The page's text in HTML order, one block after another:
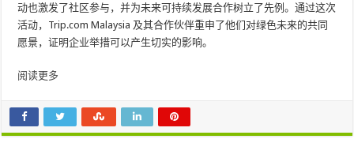
动也激发了社区参与，并为未来可持续发展合作树立了先例。通过这次
活动，Trip.com Malaysia 及其合作伙伴重申了他们对绿色未来的共同
愿景，证明企业举措可以产生切实的影响。
阅读更多